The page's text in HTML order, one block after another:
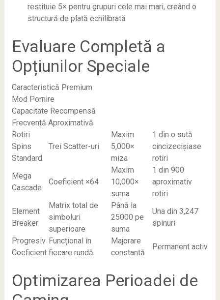
restituie 5× pentru grupuri cele mai mari, creând o
structură de plată echilibrată
Evaluare Completă a
Opțiunilor Speciale
Caracteristică Premium
Mod Pornire
Capacitate Recompensă
Frecvență Aproximativă
Rotiri
Spins
Standard
Trei Scatter-uri
Maxim
5,000×
miza
1 din o sută
cincizecișiase
rotiri
Mega
Cascade
Coeficient ×64
Maxim
10,000×
suma
1 din 900
aproximativ
rotiri
Element
Breaker
Matrix total de
simboluri
superioare
Până la
25000 pe
suma
Una din 3,247
spinuri
Progresiv
Coeficient
Funcțional în
fiecare rundă
Majorare
constantă
Permanent activ
Optimizarea Perioadei de